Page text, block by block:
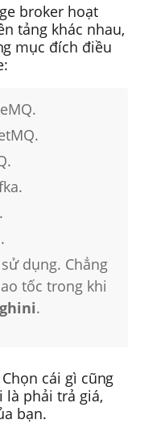
broker hoạt
tảng khác nhau,
mục đích điều
dụng. Chẳng
tốc trong khi
.
cái gì cũng
là phải trả giá,
bạn.